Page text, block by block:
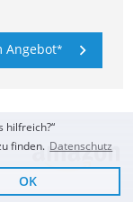
Angebot
hilfreich?“
finden. Datenschutz
OK